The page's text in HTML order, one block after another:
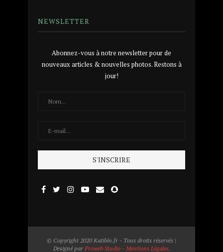
NEWSLETTER
Abonnez-vous à notre newsletter pour de
nouveaux articles & nouvelles photos. Restons à
jour!
© Copyright 2020 Katibîn.fr - Tous droits réservés |
Designé par Proweb Studio - Mentions Légales.